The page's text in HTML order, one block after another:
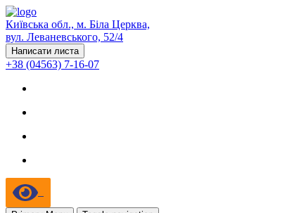
Київська обл., м. Біла Церква,
вул. Леваневського, 52/4
Написати листа
+38 (04563) 7-16-07